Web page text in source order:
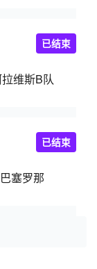
维斯B队
已结束
巴塞罗那
已结束